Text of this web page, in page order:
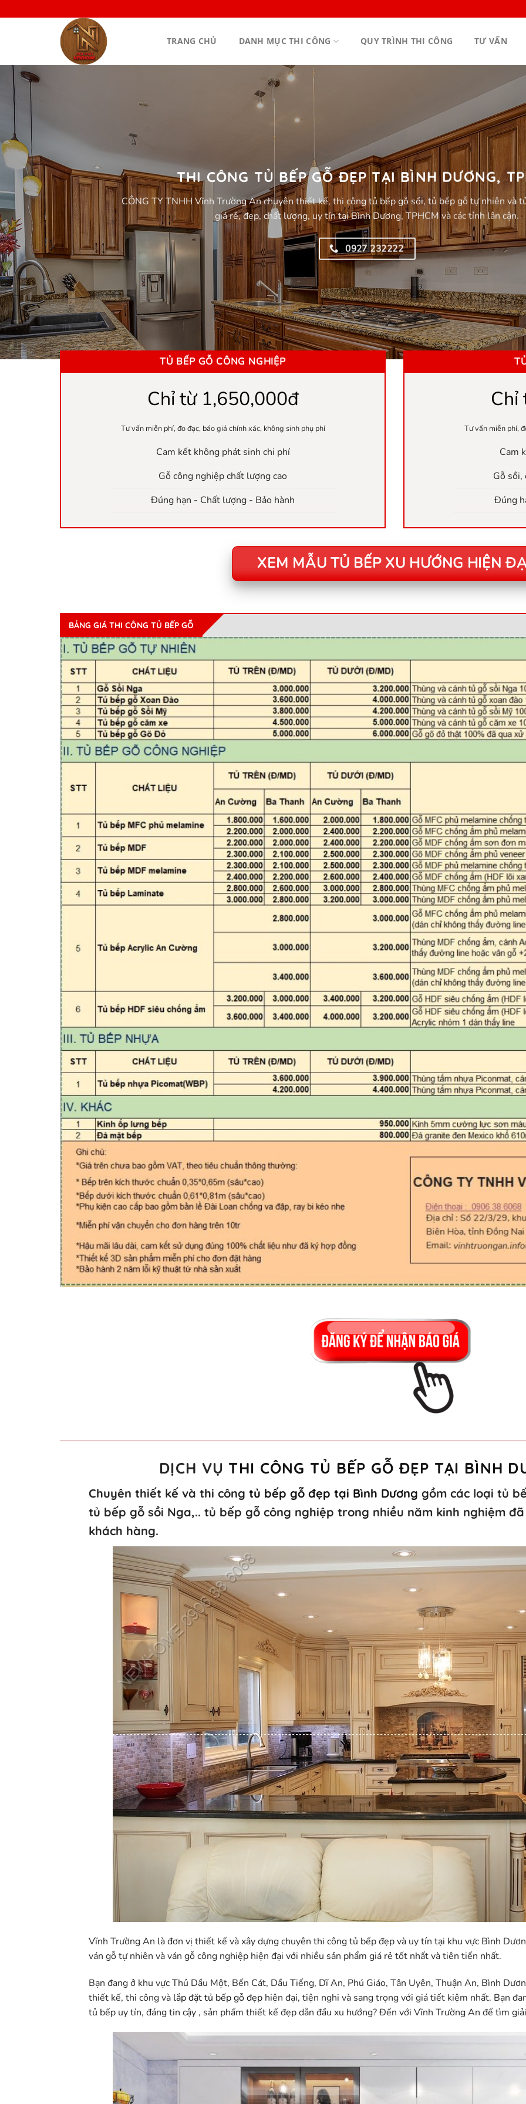
qua
TRANG CHỦ DANH MỤC THI CÔNG QUY TRÌNH THI CÔNG TƯ VẤN
THI CÔNG TỦ BẾP GỖ ĐẸP TẠI BÌNH DƯƠNG,
CÔNG TY TNHH Vĩnh Trường An chuyên thiết kế, thi công tủ bếp gỗ sồi, tủ bếp gỗ tự nhiên và
giá rẻ, đẹp, chất lượng, uy tín tại Bình Dương, TPHCM và các tỉnh lân cận.
0927 232222
TỦ BẾP GỖ CÔNG NGHIỆP
Chỉ từ 1,650,000đ
Tư vấn miễn phí, đo đạc, báo giá chính xác, không sinh phụ phí
Cam kết không phát sinh chi phí
Gỗ công nghiệp chất lượng cao
Đúng hạn - Chất lượng - Bảo hành
Chỉ
Tư vấn miễn phí,
Cam
Gỗ sồi,
Đúng
XEM MẪU TỦ BẾP XU HƯỚNG HIỆN
BẢNG GIÁ THI CÔNG TỦ BẾP GỖ
DỊCH VỤTHI CÔNG TỦ BẾP GỖ ĐẸP TẠI BÌNH
Chuyên thiết kế và thi công tủ bếp gỗ đẹp tại Bình Dương gồm các loại tủ
tủ bếp gỗ sồi Nga,.. tủ bếp gỗ công nghiệp trong nhiều năm kinh nghiệm
khách hàng.
Vĩnh Trường An là đơn vị thiết kế và xây dựng chuyên thi công tủ bếp đẹp và uy tín tại khu vực Bình
ván gỗ tự nhiên và ván gỗ công nghiệp hiện đại với nhiều sản phẩm giá rẻ tốt nhất và tiên tiến nhất.
Bạn đang ở khu vựcThủ Dầu Một, Bến Cát, Dầu Tiếng, Dĩ An, Phú Giáo, Tân Uyên, Thuận An, Bình
thiết kế, thi công và lắp đặt tủ bếp gỗ đẹphiện đại, tiện nghi và sang trọng với giá tiết kiệm nhất. Bạn
tủ bếp uy tín, đáng tin cậy , sản phẩm thiết kế đẹp dẫn đầu xu hướng? Đến với Vĩnh Trường An để tìm